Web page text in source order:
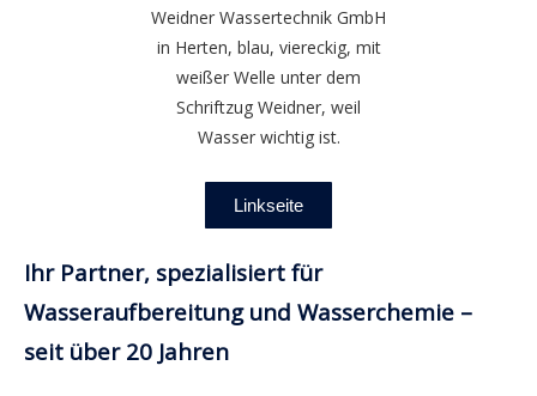
Linkseite
Ihr Partner, spezialisiert für
Wasseraufbereitung und Wasserchemie –
seit über 20 Jahren